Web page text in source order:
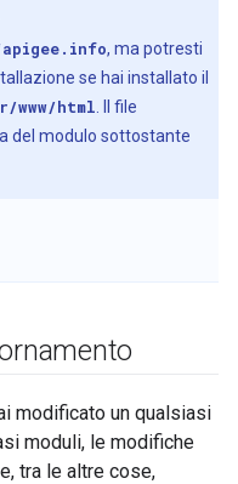
, ma potresti
se hai installato il
www/html . Il file
del modulo sottostante
modificato un qualsiasi
moduli, le modifiche
tra le altre cose,